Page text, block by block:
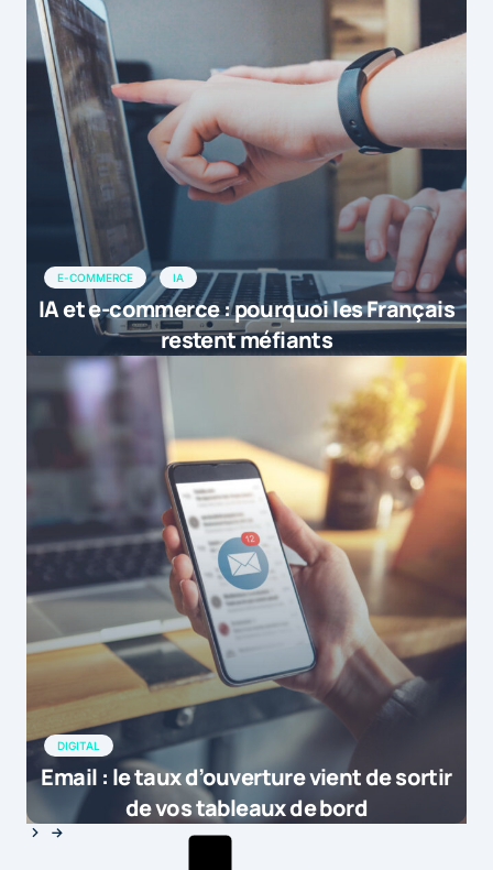
E-COMMERCE IA
IA et e-commerce : pourquoi les Français
restent méfiants
DIGITAL
Email : le taux d’ouverture vient de sortir
de vos tableaux de bord